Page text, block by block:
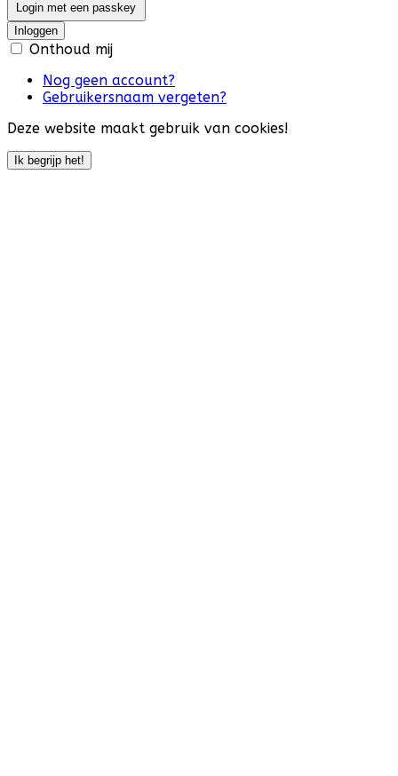
Login met een passkey
Inloggen
Onthoud mij
Nog geen account?
Gebruikersnaam vergeten?
Deze website maakt gebruik van cookies!
Ik begrijp het!